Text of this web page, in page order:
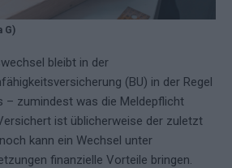
G)
bleibt in der
(BU) in der Regel
– zumindest was die Meldepflicht
ist üblicherweise der zuletzt
kann ein Wechsel unter
finanzielle Vorteile bringen.